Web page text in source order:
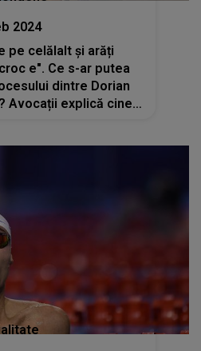
2024
pe celălalt și arăți
e". Ce s-ar putea
dintre Dorian
Avocații explică cine